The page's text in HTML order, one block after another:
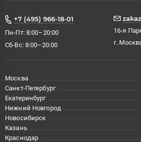
+7 (495) 966-18-01
Пн-Пт: 8:00–20:00
Сб-Вс: 8:00–20:00
16-я
г.
Москва
Санкт-Петербург
Екатеринбург
Нижний Новгород
Новосибирск
Казань
Краснодар